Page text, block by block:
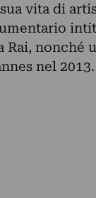
vita di
Rai, nonché
nel 2013.